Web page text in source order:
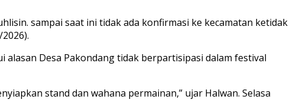
sampai saat ini tidak ada konfirmasi ke kecamatan ketidak
Desa Pakondang tidak berpartisipasi dalam festival
stand dan wahana permainan,” ujar Halwan. Selasa